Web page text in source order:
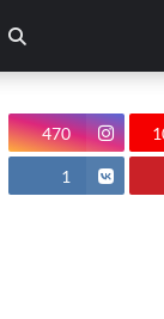
470
1